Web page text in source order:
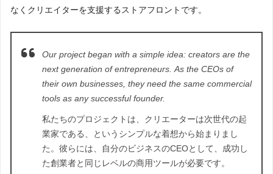
なくクリエイターを支援するストアフロントです。
Our project began with a simple idea: creators are the
next generation of entrepreneurs. As the CEOs of
their own businesses, they need the same commercial
tools as any successful founder.
私たちのプロジェクトは、クリエーターは次世代の起
業家である、というシンプルな着想から始まりまし
た。彼らには、自分のビジネスのCEOとして、成功し
た創業者と同じレベルの商用ツールが必要です。